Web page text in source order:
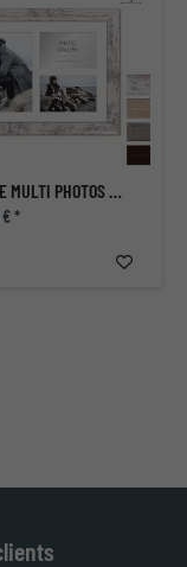
CADRE MULTI PHOTOS NARVIK POUR 3 PHOTOS
€ *